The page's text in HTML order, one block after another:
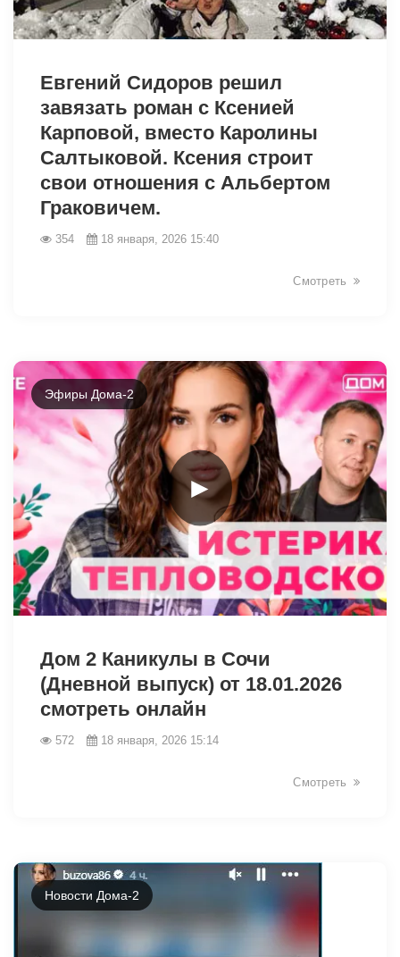
28428
Евгений Сидоров решил
завязать роман с Ксенией
Карповой, вместо Каролины
Салтыковой. Ксения строит
свои отношения с Альбертом
Граковичем.
354 18 января, 2026 15:40
Смотреть
►
Эфиры Дома-2
Дом 2 Каникулы в Сочи
(Дневной выпуск) от 18.01.2026
смотреть онлайн
572 18 января, 2026 15:14
Смотреть
Новости Дома-2